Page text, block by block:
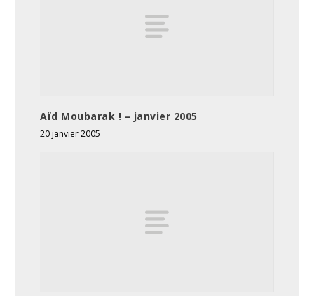
Aïd Moubarak ! – janvier 2005
20 janvier 2005